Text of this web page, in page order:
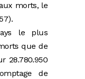
morts, le
le plus
que de
28.780.950
de